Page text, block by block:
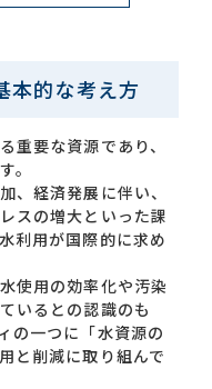
ン
本的な考え方
重要な資源であり、
。
、経済発展に伴い、
スの増大といった課
利用が国際的に求め
使用の効率化や汚染
いるとの認識のも
の一つに「水資源の
と削減に取り組んで